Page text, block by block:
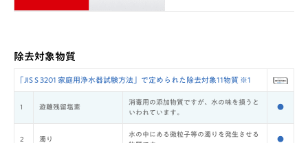
除去対象物質
｢JIS S 3201 家庭用浄水器試験方法」で定められた除去対象11物質 ※1
1 遊離残留塩素
消毒用の添加物質ですが、水の味を損うと
いわれています。
●
2 濁り
水の中にある微粒子等の濁りを発生させる
●